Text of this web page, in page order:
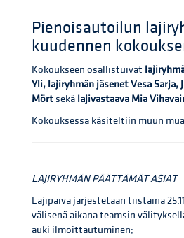
Pienoisautoilun
kuudennen
Kokoukseen osallistuivat
Yli, lajiryhmän jäsenet Vesa Sarja,
Mört sekä lajivastaava Mia
Kokouksessa käsiteltiin muun
LAJIRYHMÄN PÄÄTTÄMÄT ASIAT
Lajipäivä järjestetään tiistaina
välisenä aikana teamsin
auki ilmoittautuminen;